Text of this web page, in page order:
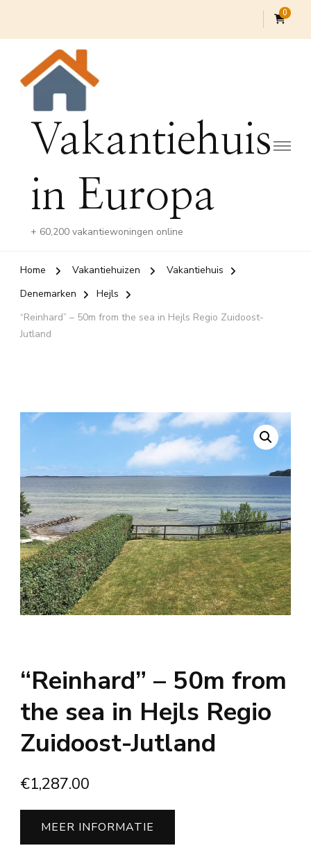
0
Vakantiehuis
in Europa
+ 60,200 vakantiewoningen online
Home Vakantiehuizen
Vakantiehuis
Denemarken
Hejls
“Reinhard” – 50m from the sea in Hejls Regio Zuidoost-
Jutland
“Reinhard” – 50m from
the sea in Hejls Regio
Zuidoost-Jutland
€1,287.00
MEER INFORMATIE